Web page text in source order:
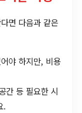
면 다음과 같은
야 하지만, 비용
간 등 필요한 시
.